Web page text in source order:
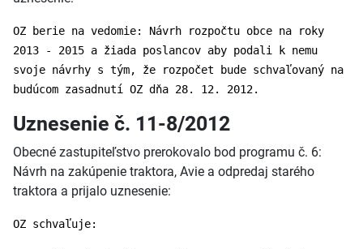
OZ berie na vedomie: Návrh rozpočtu obce na roky
2013 - 2015 a žiada poslancov aby podali k nemu
svoje návrhy s tým, že rozpočet bude schvaľovaný na
budúcom zasadnutí OZ dňa 28. 12. 2012.
Uznesenie č. 11-8/2012
Obecné zastupiteľstvo prerokovalo bod programu č. 6:
Návrh na zakúpenie traktora, Avie a odpredaj starého
traktora a prijalo uznesenie:
OZ schvaľuje: